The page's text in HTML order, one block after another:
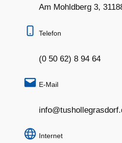
Am Mohldberg 3,
Telefon
(0 50 62) 8 94 64
E-Mail
Internet